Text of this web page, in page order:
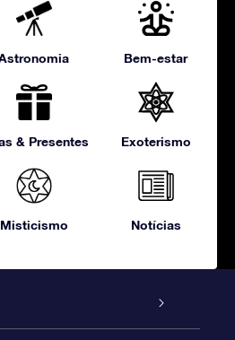
Bem-estar
& Presentes Exoterismo
Misticismo Notícias